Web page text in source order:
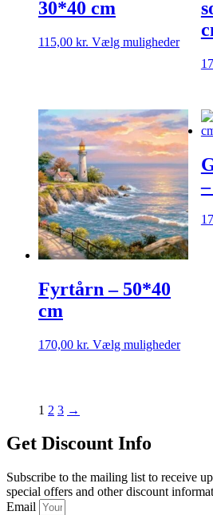
30*40 cm
115,00 kr. Vælg mulighederDette
kan
vælges
på
Fyrtårn – 50*40
cm
170,00 kr. Vælg mulighederDette
1 2 3 →
Get Discount Info
Subscribe to the mailing list to receive
special offers and other discount
Email